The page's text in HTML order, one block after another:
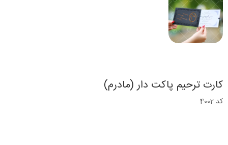
کارت ترحیم پاکت دار (مادرم)
کد 4002